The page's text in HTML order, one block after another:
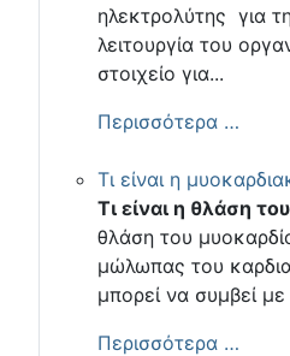
ηλεκτρολύτης για
λειτουργία του
στοιχείο για...
Περισσότερα …
Τι είναι η
Τι είναι η θλάση
θλάση του
μώλωπας του
μπορεί να συμβεί
Περισσότερα …